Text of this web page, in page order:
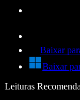
Baixar
Baixar
Leituras